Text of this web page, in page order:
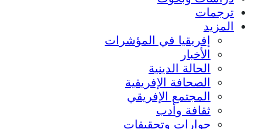
ترجمات
المزيد
إفريقيا في المؤشرات
الأخبار
الحالة الدينية
الصحافة الإفريقية
المجتمع الإفريقي
ثقافة وأدب
حوارات وتحقيقات